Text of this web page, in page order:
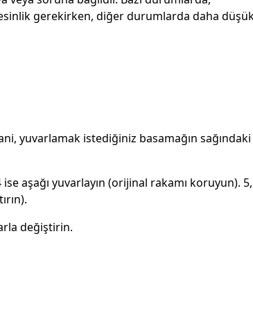
gerekirken, diğer durumlarda daha
yuvarlamak istediğiniz basamağın sağındaki
aşağı yuvarlayın (orijinal rakamı koruyun).
değiştirin.